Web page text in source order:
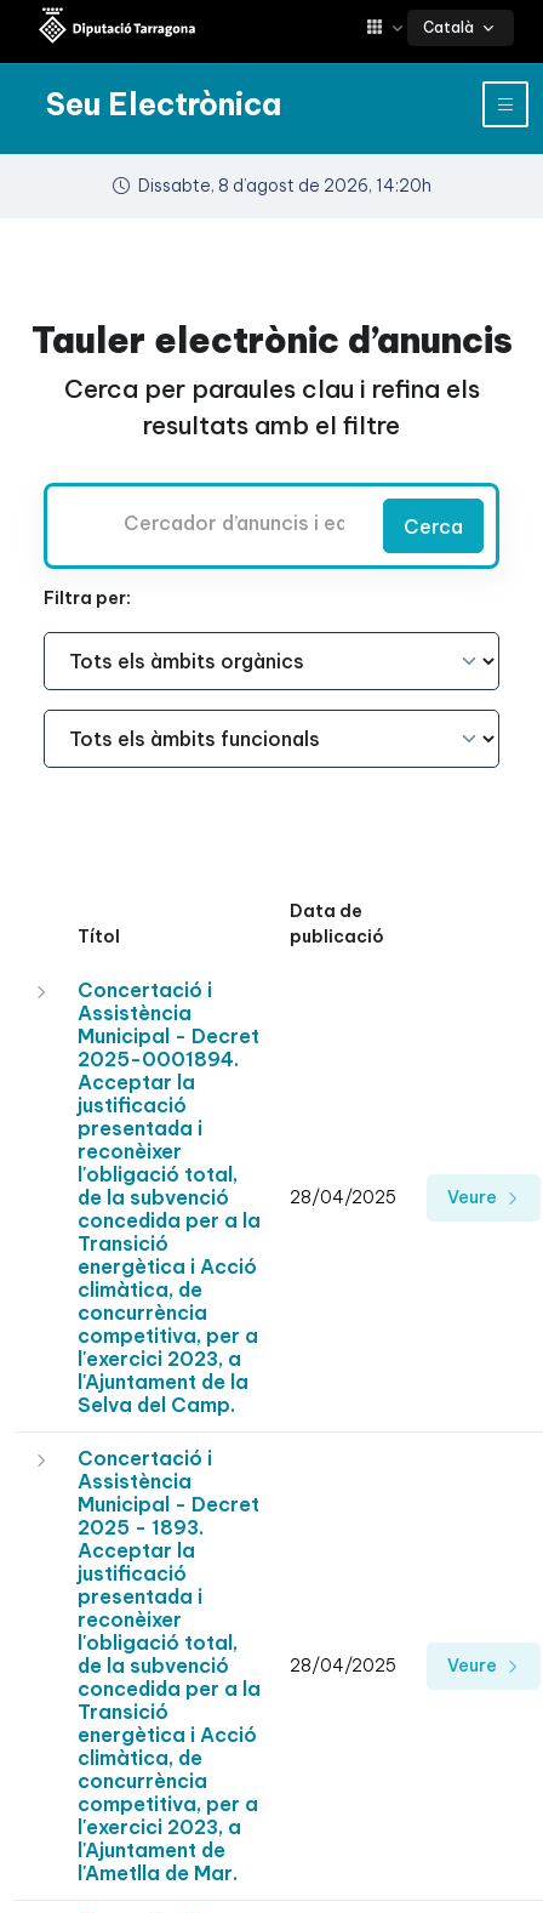
Català
Seu Electrònica
Dissabte, 8 d’agost de 2026, 14:20h
Tauler electrònic d’anuncis
Cerca per paraules clau i refina els
resultats amb el filtre
Cerca
Filtra per:
Àmbit Funcional
Àmbit Funcional
Títol
Data de
publicació
Concertació i
Assistència
Municipal - Decret
2025-0001894.
Acceptar la
justificació
presentada i
reconèixer
l'obligació total,
de la subvenció
concedida per a la
Transició
energètica i Acció
climàtica, de
concurrència
competitiva, per a
l'exercici 2023, a
l'Ajuntament de la
Selva del Camp.
28/04/2025 Veure
Concertació i
Assistència
Municipal - Decret
2025 - 1893.
Acceptar la
justificació
presentada i
reconèixer
l'obligació total,
de la subvenció
concedida per a la
Transició
energètica i Acció
climàtica, de
concurrència
competitiva, per a
l'exercici 2023, a
l'Ajuntament de
l'Ametlla de Mar.
28/04/2025 Veure